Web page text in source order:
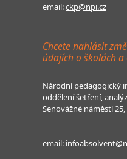
email:ckp@npi.cz
Chcete nahlásit
údajích o školách a
Národní pedagogický
oddělení šetření,
Senovážné náměstí 25,
email: